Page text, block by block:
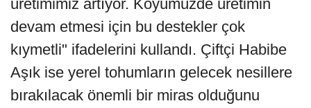
üretimimiz artıyor. Köyümüzde üretimin
devam etmesi için bu destekler çok
kıymetli" ifadelerini kullandı. Çiftçi Habibe
Aşık ise yerel tohumların gelecek nesillere
bırakılacak önemli bir miras olduğunu